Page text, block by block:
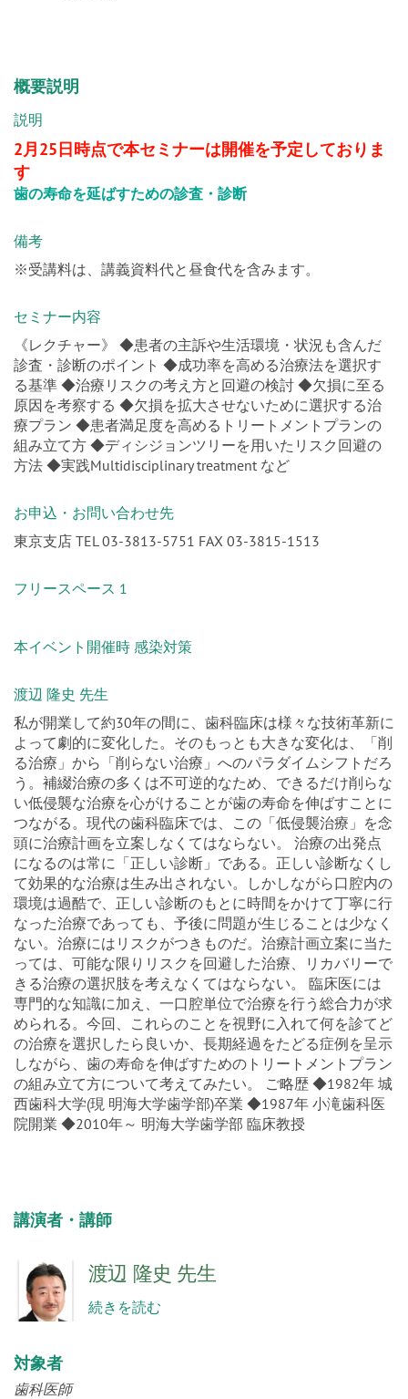
概要説明
説明
2月25日時点で本セミナーは開催を予定しておりま
す
歯の寿命を延ばすための診査・診断
備考
※受講料は、講義資料代と昼食代を含みます。
セミナー内容
《レクチャー》 ◆患者の主訴や生活環境・状況も含んだ
診査・診断のポイント ◆成功率を高める治療法を選択す
る基準 ◆治療リスクの考え方と回避の検討 ◆欠損に至る
原因を考察する ◆欠損を拡大させないために選択する治
療プラン ◆患者満足度を高めるトリートメントプランの
組み立て方 ◆ディシジョンツリーを用いたリスク回避の
方法 ◆実践Multidisciplinary treatment など
お申込・お問い合わせ先
東京支店 TEL 03-3813-5751 FAX 03-3815-1513
フリースペース 1
本イベント開催時 感染対策
渡辺 隆史 先生
私が開業して約30年の間に、歯科臨床は様々な技術革新に
よって劇的に変化した。そのもっとも大きな変化は、「削
る治療」から「削らない治療」へのパラダイムシフトだろ
う。補綴治療の多くは不可逆的なため、できるだけ削らな
い低侵襲な治療を心がけることが歯の寿命を伸ばすことに
つながる。現代の歯科臨床では、この「低侵襲治療」を念
頭に治療計画を立案しなくてはならない。 治療の出発点
になるのは常に「正しい診断」である。正しい診断なくし
て効果的な治療は生み出されない。しかしながら口腔内の
環境は過酷で、正しい診断のもとに時間をかけて丁寧に行
なった治療であっても、予後に問題が生じることは少なく
ない。治療にはリスクがつきものだ。治療計画立案に当た
っては、可能な限りリスクを回避した治療、リカバリーで
きる治療の選択肢を考えなくてはならない。 臨床医には
専門的な知識に加え、一口腔単位で治療を行う総合力が求
められる。今回、これらのことを視野に入れて何を診てど
の治療を選択したら良いか、長期経過をたどる症例を呈示
しながら、歯の寿命を伸ばすためのトリートメントプラン
の組み立て方について考えてみたい。 ご略歴 ◆1982年 城
西歯科大学(現 明海大学歯学部)卒業 ◆1987年 小滝歯科医
院開業 ◆2010年～ 明海大学歯学部 臨床教授
講演者・講師
渡辺 隆史 先生
続きを読む
対象者
歯科医師